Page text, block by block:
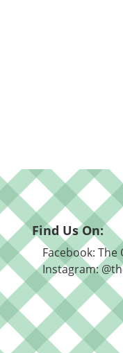
Find Us On:
Facebook: The
Instagram: